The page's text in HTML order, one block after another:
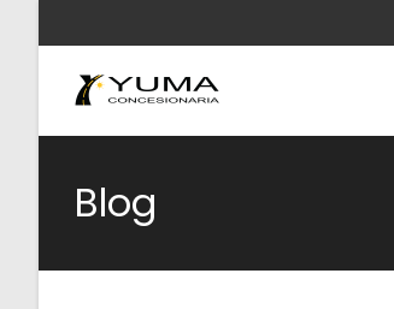
contenido
Blog